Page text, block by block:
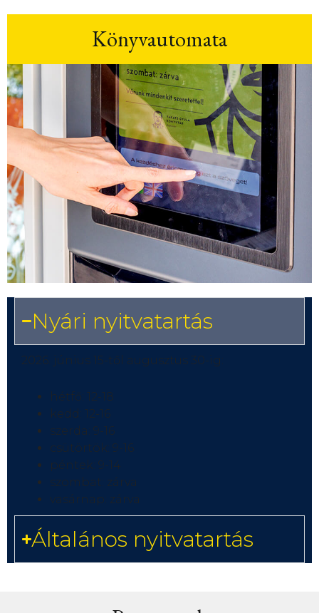
Könyvautomata
Nyári nyitvatartás
2026. június 15-től augusztus 30-ig:
hétfő: 12-18
kedd: 12-16
szerda: 9-16
csütörtök: 9-16
péntek: 9-14
szombat: zárva
vasárnap: zárva
Általános nyitvatartás